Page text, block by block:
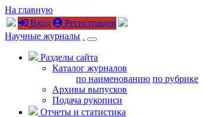
На главную
Вход
Регистрация
Научные журналы
Разделы сайта
Каталог журналов
по наименованию по рубрике
Архивы выпусков
Подача рукописи
Отчеты и статистика